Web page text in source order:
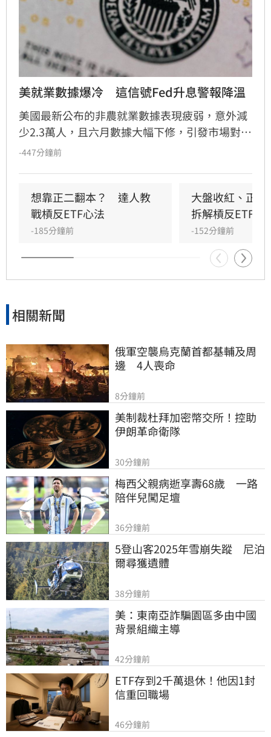
美就業數據爆冷　這信號Fed升息警報降溫
美國最新公布的非農就業數據表現疲弱，意外減
少2.3萬人，且六月數據大幅下修，引發市場對聯
準會九月升息預期降溫。經濟學家預測，美國核
仍是政策核心，但疲軟的就業市場將促使聯準會
採取更謹慎的觀察態度。此外，房市需求疲軟與
供應改善有助於緩解通膨壓力。下周將公布的七
月CPI與PPI數據，將成為市場預判聯準會後續政
策走向的關鍵指標，投資人需密切留意相關報告
對金融市場的影響。
-447分鐘前
想靠正二翻本？　達人教
戰槓反ETF心法
-185分鐘前
大盤收紅、正
拆解槓反ETF秒
-152分鐘前
相關新聞
俄軍空襲烏克蘭首都基輔及周
邊　4人喪命
8分鐘前
美制裁杜拜加密幣交所！控助
伊朗革命衛隊
30分鐘前
梅西父親病逝享壽68歲　一路
陪伴兒闖足壇
36分鐘前
5登山客2025年雪崩失蹤　尼泊
爾尋獲遺體
38分鐘前
美：東南亞詐騙園區多由中國
背景組織主導
42分鐘前
ETF存到2千萬退休！他因1封
信重回職場
46分鐘前